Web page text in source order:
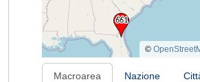
©
Macroarea Nazione